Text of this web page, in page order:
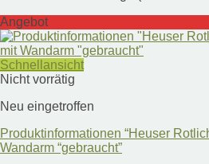
Die
Optionen
können
auf
der
Produktseite
gewählt
werden
Angebot
Schnellansicht
Nicht vorrätig
Neu eingetroffen
Produktinformationen “Heuser
Wandarm “gebraucht”